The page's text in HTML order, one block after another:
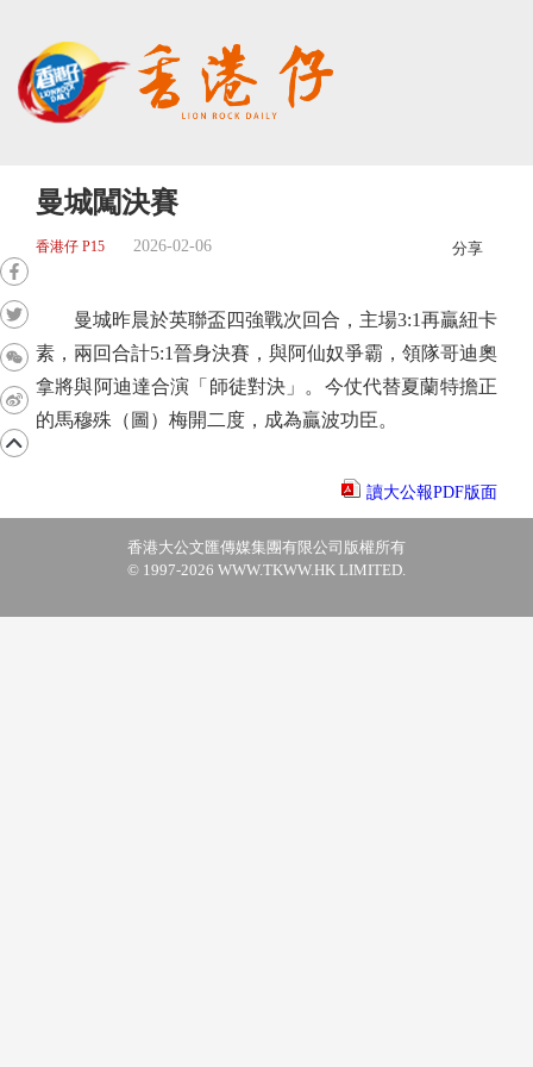
曼城闖決賽
香港仔 P15 2026-02-06 分享
曼城昨晨於英聯盃四強戰次回合，主場3:1再贏紐卡
素，兩回合計5:1晉身決賽，與阿仙奴爭霸，領隊哥迪奧
拿將與阿迪達合演「師徒對決」。今仗代替夏蘭特擔正
的馬穆殊（圖）梅開二度，成為贏波功臣。
讀大公報PDF版面
香港大公文匯傳媒集團有限公司版權所有
© 1997-2026 WWW.TKWW.HK LIMITED.